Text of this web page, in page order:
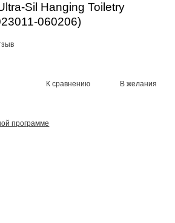
Sil Hanging Toiletry
060206)
К сравнению В желания
программе